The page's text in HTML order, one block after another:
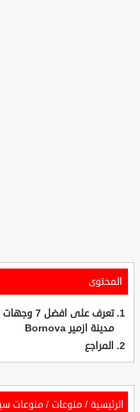
المحتوى
تعرف على
مدينة ازمير Bornova
المراجع
الرئيسية / منوعات / منوعات